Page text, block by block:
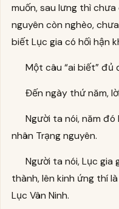
muốn, sau lưng thì
nguyên còn nghèo,
biết Lục gia có hối hận
Một câu “ai biết”
Đến ngày thứ năm,
Người ta nói, năm đó
nhân Trạng nguyên.
Người ta nói, Lục gia
thành, lên kinh ứng thí
Lục Vân Ninh.